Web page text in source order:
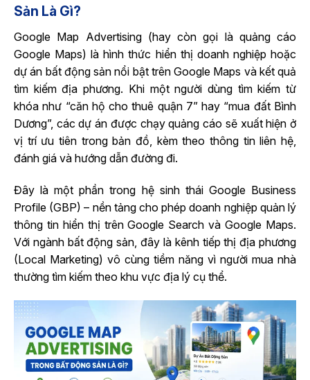
Sản Là Gì?
Google Map Advertising (hay còn gọi là quảng cáo
Google Maps) là hình thức hiển thị doanh nghiệp hoặc
dự án bất động sản nổi bật trên Google Maps và kết quả
tìm kiếm địa phương. Khi một người dùng tìm kiếm từ
khóa như “căn hộ cho thuê quận 7” hay “mua đất Bình
Dương”, các dự án được chạy quảng cáo sẽ xuất hiện ở
vị trí ưu tiên trong bản đồ, kèm theo thông tin liên hệ,
đánh giá và hướng dẫn đường đi.
Đây là một phần trong hệ sinh thái Google Business
Profile (GBP) – nền tảng cho phép doanh nghiệp quản lý
thông tin hiển thị trên Google Search và Google Maps.
Với ngành bất động sản, đây là kênh tiếp thị địa phương
(Local Marketing) vô cùng tiềm năng vì người mua nhà
thường tìm kiếm theo khu vực địa lý cụ thể.